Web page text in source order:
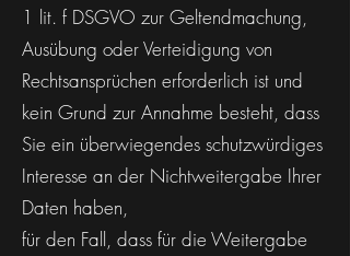
1 lit. f DSGVO zur Geltendmachung,
Ausübung oder Verteidigung von
Rechtsansprüchen erforderlich ist und
kein Grund zur Annahme besteht, dass
Sie ein überwiegendes schutzwürdiges
Interesse an der Nichtweitergabe Ihrer
Daten haben,
für den Fall, dass für die Weitergabe